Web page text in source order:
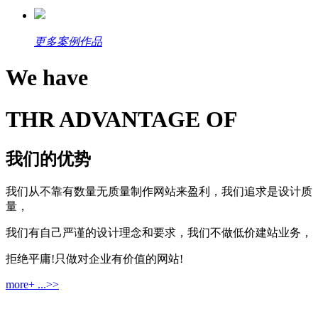
更多案例作品
We have
THR ADVANTAGE OF
我们的优势
我们从不靠有数量无质量制作网站来盈利，我们追求是设计质
量，
我们有自己严谨的设计理念和要求，我们不做低价建站业务，
拒绝平庸!只做对企业有价值的网站!
more+ ...>>